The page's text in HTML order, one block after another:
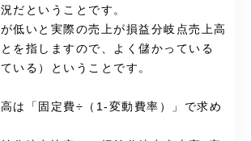
だということです。
低いと実際の売上が損益分岐点売上高
を指しますので、よく儲かっている
いる）ということです。
は「固定費÷（1-変動費率）」で求め